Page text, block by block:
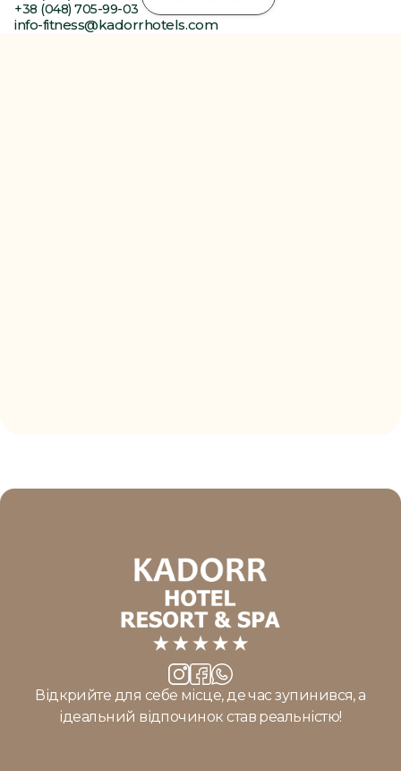
+38 (048) 705-99-03
info-fitness@kadorrhotels.com
Відкрийте для себе місце, де час зупинився, а
ідеальний відпочинок став реальністю!